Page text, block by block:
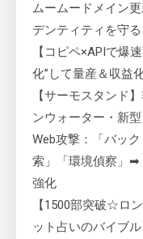
ムームードメイン
デンティティを守る
【コピペ×APIで爆
化”して量産＆収益
【サーモスタンド
ンウォーター・新
Web攻撃：「バッ
索」「環境偵察」➡
強化
【1500部突破☆ロ
ット占いのバイブ